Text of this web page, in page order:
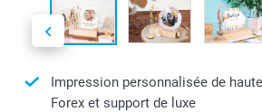
Impression personnalisée de
Forex et support de luxe